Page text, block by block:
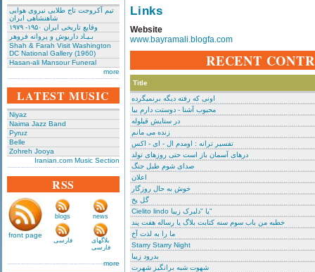
تیم آکروجت تاج طلایی نیروی هوایی
شاهنشاهی ایران
وقایع تاریخی‌ ایران ۱۹۵۰- ۱۹۷۹
بـیـاد داریوش و پروانه فروهر
Shah & Farah Visit Washington
DC National Gallery (1960)
Hasan-ali Mansour Funeral
more
LATEST MUSIC
Niyaz
Naima Jazz Band
Pyruz
Belle
Zohreh Jooya
Iranian.com Music Section
RSS
front page
blogs news
فارسی
بلاگهای
فارسی
more
Links
Website
www.bayramali.blogfa.com
RECENT
Title
اونی که رفته دیگه برنمیگرده
محبوب آشنا - دوستت دارم بیا
در ستایش قیلوله
زنده می مانم
تفسیر ترانه : اومدم ال - ای - اکس
درهای آسمان باز است حتی روزهای تولد
صدای شوم طبل جنگ
اعلان
خوش به حال روزگار
گل یخ
Cielito lindo یا "دلبرک زیبا"
خطبه من باب سوم سنه کتابت بلاگ یا رساله هفت پند
ما را به لذت آخ
Starry Starry Night
بدرود زیبا
شهوت شبه برانگیز شهرت